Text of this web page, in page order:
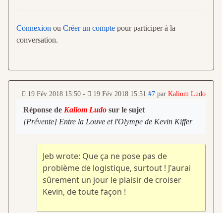
Connexion ou Créer un compte pour participer à la
conversation.
19 Fév 2018 15:50 - 19 Fév 2018 15:51 #7 par Kaliom Ludo
Réponse de Kaliom Ludo sur le sujet
[Prévente] Entre la Louve et l'Olympe de Kevin Kiffer
Jeb wrote: Que ça ne pose pas de
problème de logistique, surtout ! J'aurai
sûrement un jour le plaisir de croiser
Kevin, de toute façon !